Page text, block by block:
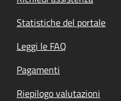
Statistiche del portale
Leggi le FAQ
Pagamenti
Riepilogo valutazioni